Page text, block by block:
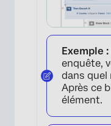
Exemple :
enquête,
dans quel
Après ce
élément.